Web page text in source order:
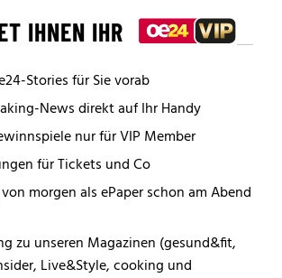
IHNEN IHR
Stories für Sie vorab
News direkt auf Ihr Handy
nur für VIP Member
für Tickets und Co
morgen als ePaper schon am Abend
zu unseren Magazinen (gesund&fit,
Live&Style, cooking und